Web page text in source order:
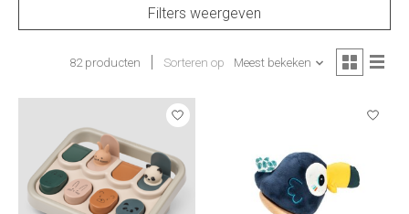
Filters weergeven
82 producten Sorteren op Meest bekeken